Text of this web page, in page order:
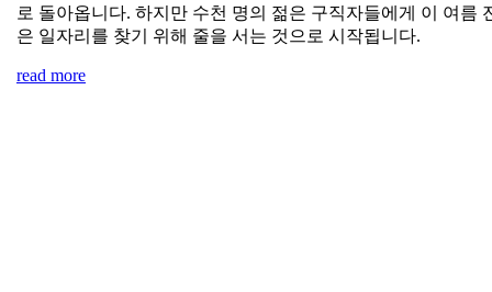
로 돌아옵니다. 하지만 수천 명의 젊은 구직자들에게 이 여름
은 일자리를 찾기 위해 줄을 서는 것으로 시작됩니다.
read more